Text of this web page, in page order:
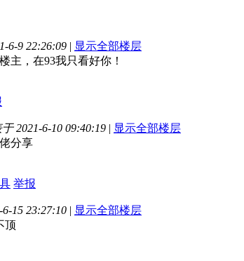
6-9 22:26:09 | 显示全部楼层
主，在93我只看好你！
2021-6-10 09:40:19 | 显示全部楼层
分享
举报
15 23:27:10 | 显示全部楼层
顶